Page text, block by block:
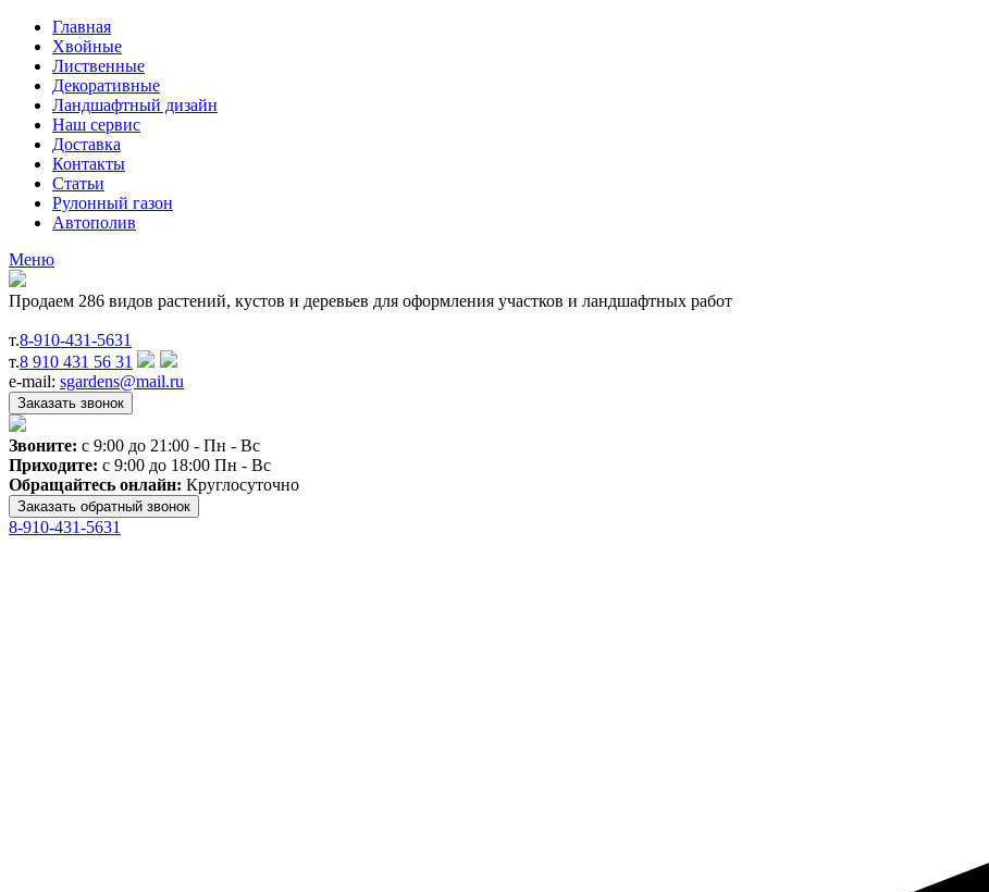
Главная
Хвойные
Лиственные
Декоративные
Ландшафтный дизайн
Наш сервис
Доставка
Контакты
Статьи
Рулонный газон
Автополив
Меню
Продаем 286 видов растений, кустов и деревьев для оформления участков и ландшафтных работ
т.8-910-431-5631
т.8 910 431 56 31
e-mail: sgardens@mail.ru
Звоните: c 9:00 до 21:00 - Пн - Вс
Приходите: c 9:00 до 18:00 Пн - Вс
Обращайтесь онлайн: Круглосуточно
8-910-431-5631